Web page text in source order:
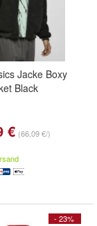
Jacke Boxy
Black
€ (66,09 €/)
- 23%